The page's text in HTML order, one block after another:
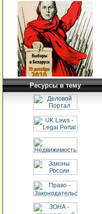
Ресурсы в тему